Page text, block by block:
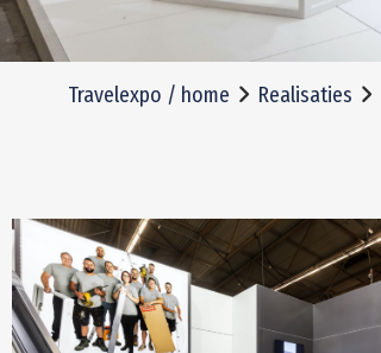
Travelexpo / home Realisaties